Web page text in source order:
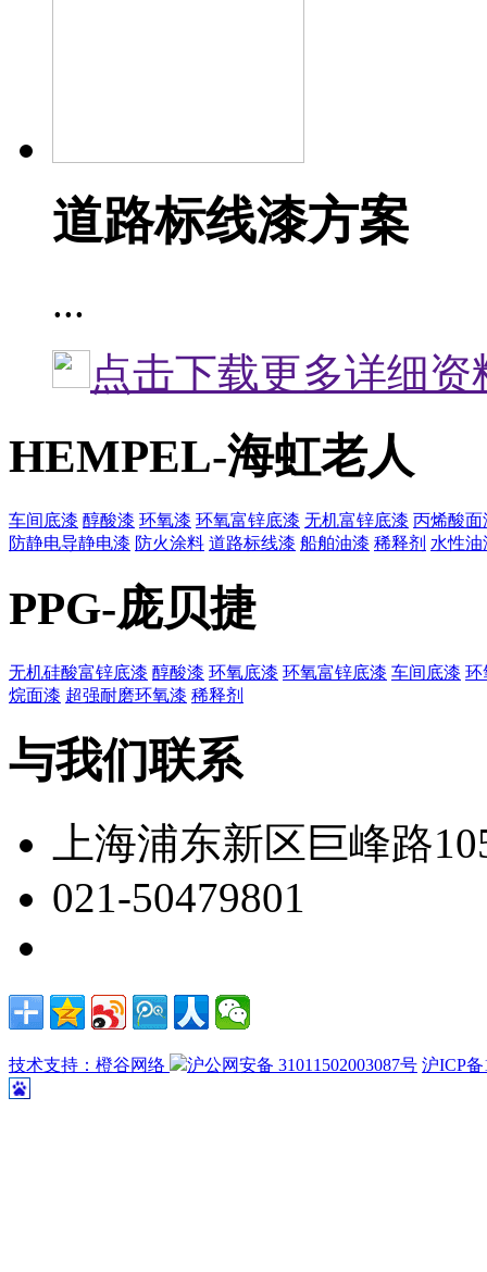
道路标线漆方案
...
点击下载更多详细资
HEMPEL-海虹老人
车间底漆 醇酸漆 环氧漆 环氧富锌底漆 无机富锌底漆 丙烯酸面
防静电导静电漆 防火涂料 道路标线漆 船舶油漆 稀释剂 水性油
PPG-庞贝捷
无机硅酸富锌底漆 醇酸漆 环氧底漆 环氧富锌底漆 车间底漆 环
烷面漆 超强耐磨环氧漆 稀释剂
与我们联系
上海浦东新区巨峰路
021-50479801
技术支持：橙谷网络 沪公网安备 31011502003087号 沪ICP备